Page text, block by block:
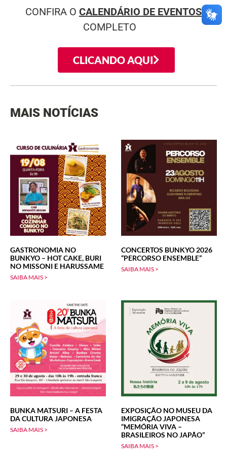
CONFIRA O CALENDÁRIO DE EVENTOS
COMPLETO
CLICANDO AQUI
MAIS NOTÍCIAS
GASTRONOMIA NO
BUNKYO – HOT CAKE, BURI
NO MISSONI E HARUSSAME
SAIBA MAIS >
CONCERTOS BUNKYO 2026
“PERCORSO ENSEMBLE”
SAIBA MAIS >
BUNKA MATSURI – A FESTA
DA CULTURA JAPONESA
SAIBA MAIS >
EXPOSIÇÃO NO MUSEU DA
IMIGRAÇÃO JAPONESA
“MEMÓRIA VIVA –
BRASILEIROS NO JAPÃO”
SAIBA MAIS >